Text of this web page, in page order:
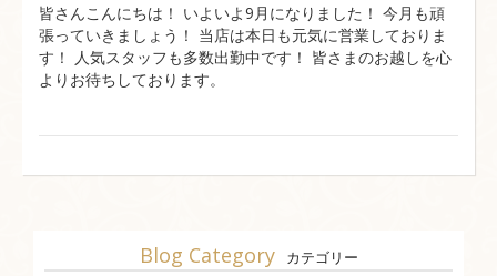
皆さんこんにちは！ いよいよ9月になりました！ 今月も頑
張っていきましょう！ 当店は本日も元気に営業しておりま
す！ 人気スタッフも多数出勤中です！ 皆さまのお越しを心
よりお待ちしております。
Blog Category カテゴリー